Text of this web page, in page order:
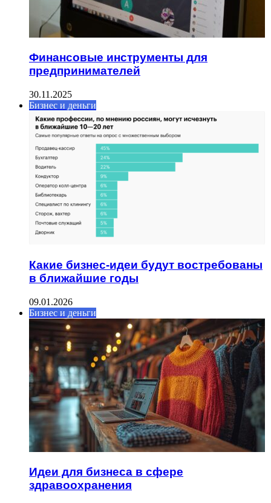
Финансовые инструменты для
предпринимателей
30.11.2025
Бизнес и деньги
Какие бизнес-идеи будут востребованы
в ближайшие годы
09.01.2026
Бизнес и деньги
Идеи для бизнеса в сфере
здравоохранения